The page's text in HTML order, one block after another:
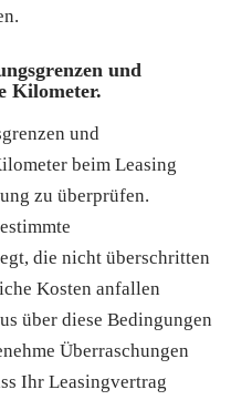
und
Kilometer.
und
beim Leasing
zu überprüfen.
die nicht überschritten
Kosten anfallen
über diese Bedingungen
Überraschungen
Ihr Leasingvertrag